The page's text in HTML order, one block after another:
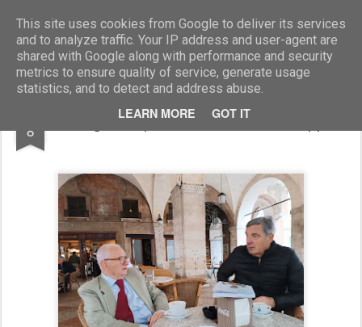
This site uses cookies from Google to deliver its services
and to analyze traffic. Your IP address and user-agent are
shared with Google along with performance and security
metrics to ensure quality of service, generate usage
statistics, and to detect and address abuse.
LEARN MORE GOT IT
Marcellino Radogna - Fotonotizie per la stampa
8 Angelo Squizzato con Vittorio Filippi